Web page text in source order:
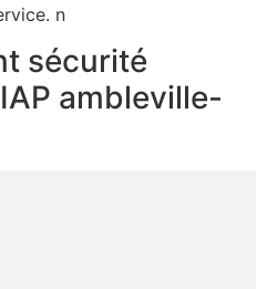
n
sécurité
ambleville-